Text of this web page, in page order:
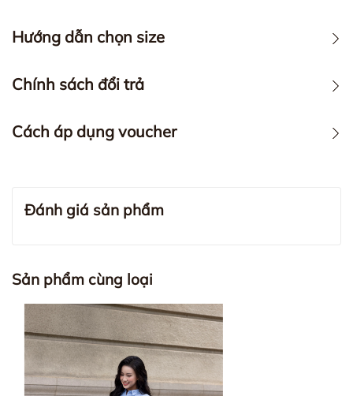
Hướng dẫn chọn size
Chính sách đổi trả
Cách áp dụng voucher
Đánh giá sản phẩm
Sản phẩm cùng loại